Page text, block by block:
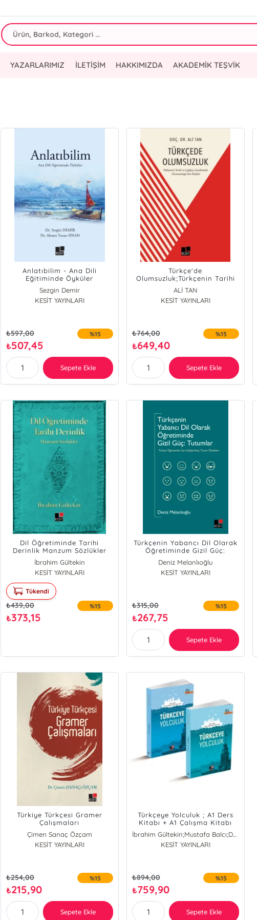
YAZARLARIMIZ İLETİŞİM HAKKIMIZDA AKADEMİK TEŞVİK
Anlatıbilim - Ana Dili
Eğitiminde Öyküler
Sezgin Demir
Ahmet Turan Sinan
KESİT YAYINLARI
₺597,00
₺507,45
%15
Sepete Ekle
Türkçe'de
Olumsuzluk;Türkçenin Tarihi
ve Çağdaş Lehçelerinde
Olumsuzluğa Dair İfadeler
ALİ TAN
KESİT YAYINLARI
₺764,00
₺649,40
%15
Sepete Ekle
Dil Öğretiminde Tarihi
Derinlik Manzum Sözlükler
İbrahim Gültekin
KESİT YAYINLARI
Tükendi
₺439,00
₺373,15
%15
Türkçenin Yabancı Dil Olarak
Öğretiminde Gizil Güç:
Tutumlar
Deniz Melanlıoğlu
KESİT YAYINLARI
₺315,00
₺267,75
%15
Sepete Ekle
Türkiye Türkçesi Gramer
Çalışmaları
Çimen Sanaç Özçam
KESİT YAYINLARI
₺254,00
₺215,90
%15
Sepete Ekle
Türkçeye Yolculuk ; A1 Ders
Kitabı + A1 Çalışma Kitabı
İbrahim Gültekin;Mustafa Balcı;Deniz Melanlıoğlu;Yakup Türkdil
KESİT YAYINLARI
₺894,00
₺759,90
%15
Sepete Ekle